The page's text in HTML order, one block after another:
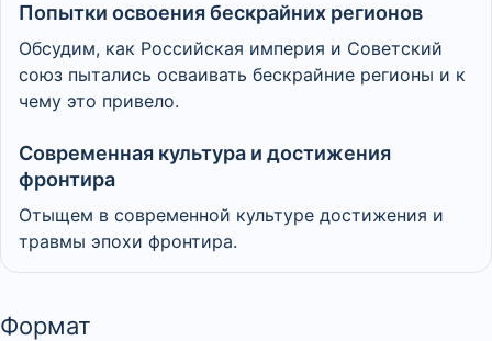
Попытки освоения бескрайних регионов
Обсудим, как Российская империя и Советский
союз пытались осваивать бескрайние регионы и к
чему это привело.
Современная культура и достижения
фронтира
Отыщем в современной культуре достижения и
травмы эпохи фронтира.
Формат